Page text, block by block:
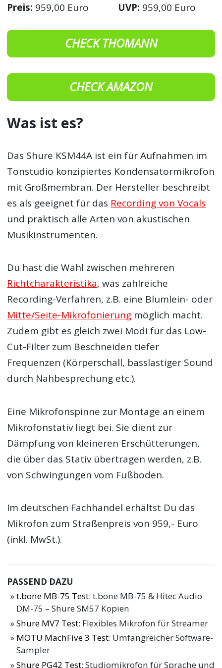
Preis: 959,00 Euro UVP: 959,00 Euro
CHECK THOMANN
CHECK AMAZON
Was ist es?
Das Shure KSM44A ist ein für Aufnahmen im
Tonstudio konzipiertes Kondensatormikrofon
mit Großmembran. Der Hersteller beschreibt
es als geeignet für das Recording von Vocals
und praktisch alle Arten von akustischen
Musikinstrumenten.
Du hast die Wahl zwischen mehreren
Richtcharakteristika, was zahlreiche
Recording-Verfahren, z.B. eine Blumlein- oder
Mitte/Seite-Mikrofonierung möglich macht.
Zudem gibt es gleich zwei Modi für das Low-
Cut-Filter zum Beschneiden tiefer
Frequenzen (Körperschall, basslastiger Sound
durch Nahbesprechung etc.).
Eine Mikrofonspinne zur Montage an einem
Mikrofonstativ liegt bei. Sie dient zur
Dämpfung von kleineren Erschütterungen,
die über das Stativ übertragen werden, z.B.
von Schwingungen vom Fußboden.
Im deutschen Fachhandel erhältst Du das
Mikrofon zum Straßenpreis von 959,- Euro
(inkl. MwSt.).
PASSEND DAZU
t.bone MB-75 Test: t.bone MB-75 & Hitec Audio
DM-75 – Shure SM57 Kopien
Shure MV7 Test: Flexibles Mikrofon für Streamer
MOTU MachFive 3 Test: Umfangreicher Software-
Sampler
Shure PG42 Test: Studiomikrofon für Sprache und